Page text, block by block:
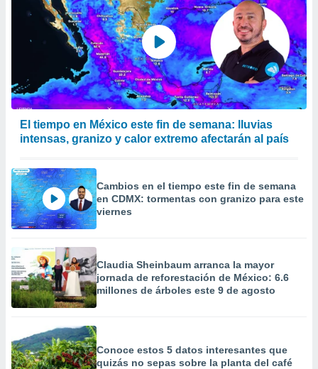
El tiempo en México este fin de semana: lluvias
intensas, granizo y calor extremo afectarán al país
Cambios en el tiempo este fin de semana
en CDMX: tormentas con granizo para este
viernes
Claudia Sheinbaum arranca la mayor
jornada de reforestación de México: 6.6
millones de árboles este 9 de agosto
Conoce estos 5 datos interesantes que
quizás no sepas sobre la planta del café